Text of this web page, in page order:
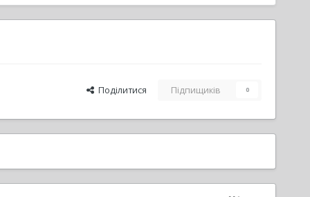
Поділитися Підпищиків 0